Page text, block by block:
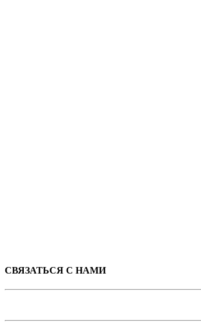
СВЯЗАТЬСЯ С НАМИ